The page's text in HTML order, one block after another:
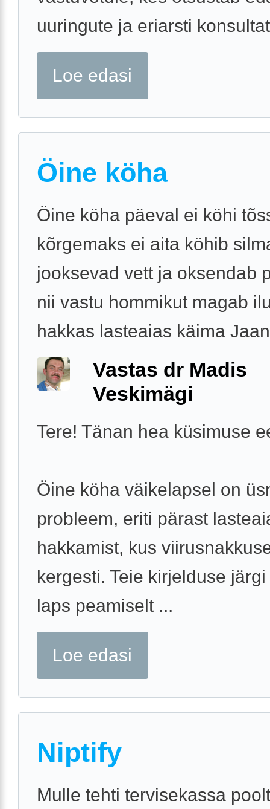
uuringute ja eriarsti
Loe edasi
Öine köha
Öine köha päeval ei köhi
kõrgemaks ei aita köhib
jooksevad vett ja oksendab
nii vastu hommikut magab
hakkas lasteaias käima
Vastas dr Madis
Veskimägi
Tere! Tänan hea küsimuse
Öine köha väikelapsel on
probleem, eriti pärast
hakkamist, kus
kergesti. Teie kirjelduse
laps peamiselt ...
Loe edasi
Niptify
Mulle tehti tervisekassa